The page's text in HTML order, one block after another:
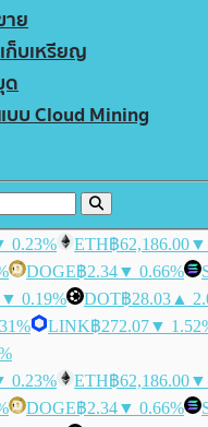
าย
ก็บเหรียญ
ด
บบ Cloud Mining
0.23% ETH฿62,186.00▼
DOGE฿2.34▼ 0.66%
▼ 0.19% DOT฿28.03 ▲
LINK฿272.07▼
0.23% ETH฿62,186.00▼
DOGE฿2.34▼ 0.66%